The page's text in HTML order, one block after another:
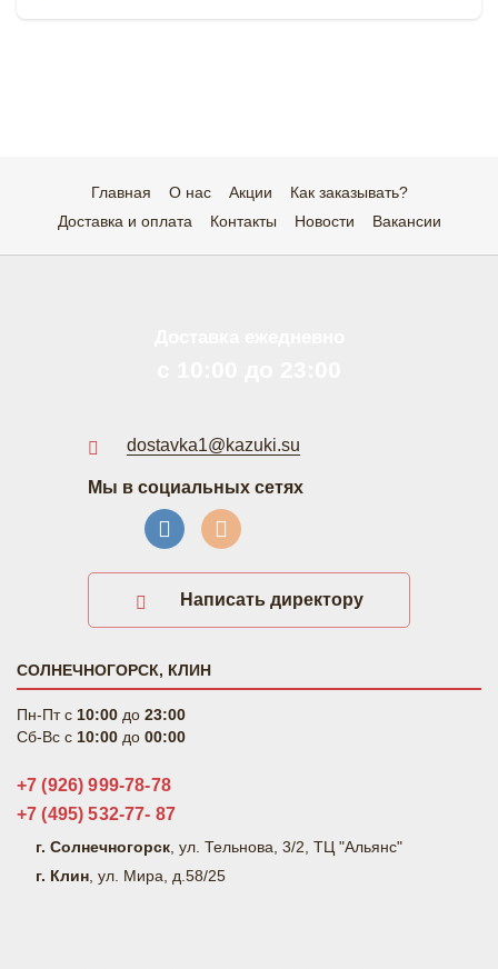
Главная О нас Акции
Как заказывать?
Доставка и оплата
Контакты Новости Вакансии
dostavka1@kazuki.su
Мы в социальных сетях
Написать директору
СОЛНЕЧНОГОРСК, КЛИН
Пн-Пт c 10:00 до 23:00
Сб-Вс c 10:00 до 00:00
+7 (926) 999-78-78
+7 (495) 532-77- 87
г. Солнечногорск , ул. Тельнова, 3/2, ТЦ "Альянс"
г. Клин , ул. Мира, д.58/25